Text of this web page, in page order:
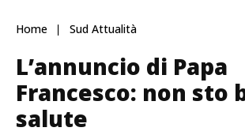
Home Sud Attualità
L’annuncio di Papa
Francesco: non sto
salute